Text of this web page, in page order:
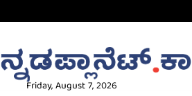
Friday, August 7, 2026